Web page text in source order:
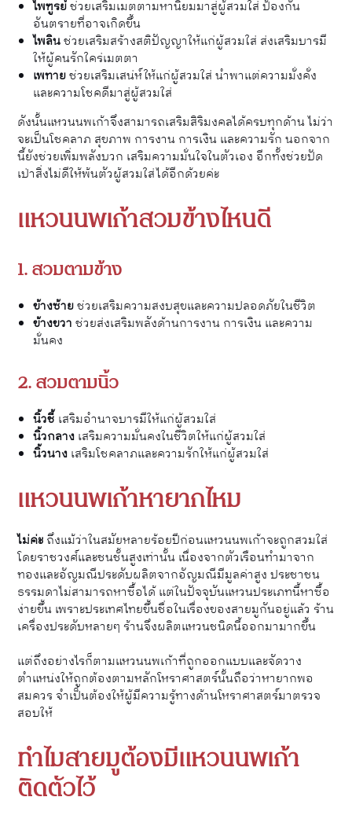
ไพฑูรย์ช่วยเสริมเมตตามหานิยมมาสู่ผู้สวมใส่ ป้องกัน
อันตรายที่อาจเกิดขึ้น
ไพลินช่วยเสริมสร้างสติปัญญาให้แก่ผู้สวมใส่ ส่งเสริมบารมี
ให้ผู้คนรักใคร่เมตตา
เพทายช่วยเสริมเสน่ห์ให้แก่ผู้สวมใส่ นำพาแต่ความมั่งคั่ง
และความโชคดีมาสู่ผู้สวมใส่
ดังนั้นแหวนนพเก้าจึงสามารถเสริมสิริมงคลได้ครบทุกด้าน ไม่ว่า
จะเป็นโชคลาภ สุขภาพ การงาน การเงิน และความรัก นอกจาก
นี้ยังช่วยเพิ่มพลังบวก เสริมความมั่นใจในตัวเอง อีกทั้งช่วยปัด
เป่าสิ่งไม่ดีให้พ้นตัวผู้สวมใส่ได้อีกด้วยค่ะ
แหวนนพเก้าสวมข้างไหนดี
1. สวมตามข้าง
ข้างซ้ายช่วยเสริมความสงบสุขและความปลอดภัยในชีวิต
ข้างขวา ช่วยส่งเสริมพลังด้านการงาน การเงิน และความ
มั่นคง
2. สวมตามนิ้ว
นิ้วชี้ เสริมอำนาจบารมีให้แก่ผู้สวมใส่
นิ้วกลาง เสริมความมั่นคงในชีวิตให้แก่ผู้สวมใส่
นิ้วนาง เสริมโชคลาภและความรักให้แก่ผู้สวมใส่
แหวนนพเก้าหายากไหม
ไม่ค่ะ ถึงแม้ว่าในสมัยหลายร้อยปีก่อนแหวนนพเก้าจะถูกสวมใส่
โดยราชวงศ์และชนชั้นสูงเท่านั้น เนื่องจากตัวเรือนทำมาจาก
ทองและอัญมณีประดับผลิตจากอัญมณีมีมูลค่าสูง ประชาชน
ธรรมดาไม่สามารถหาซื้อได้ แต่ในปัจจุบันแหวนประเภทนี้หาซื้อ
ง่ายขึ้น เพราะประเทศไทยขึ้นชื่อในเรื่องของสายมูกันอยู่แล้ว ร้าน
เครื่องประดับหลายๆ ร้านจึงผลิตแหวนชนิดนี้ออกมามากขึ้น
แต่ถึงอย่างไรก็ตามแหวนนพเก้าที่ถูกออกแบบและจัดวาง
ตำแหน่งให้ถูกต้องตามหลักโหราศาสตร์นั้นถือว่าหายากพอ
สมควร จำเป็นต้องให้ผู้มีความรู้ทางด้านโหราศาสตร์มาตรวจ
สอบให้
ทำไมสายมูต้องมีแหวนนพเก้า
ติดตัวไว้